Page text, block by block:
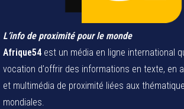
L’info de proximité pour le monde
Afrique54 est un média en ligne international
vocation d'offrir des informations en texte, en
et multimédia de proximité liées aux
mondiales.